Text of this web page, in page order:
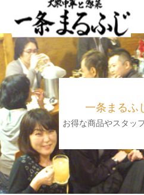
一条まるふ
お得な商品やスタッ
HOME
まるふじ絵日記
夜メニュー
宴会
ランチ